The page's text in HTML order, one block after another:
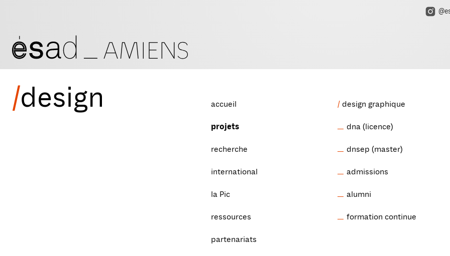
/design accueil
projets
recherche
international
la Pic
ressources
partenariats
design graphique
dna (licence)
dnsep (master)
admissions
alumni
formation continue